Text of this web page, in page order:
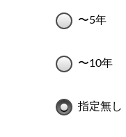
〜5年
〜10年
指定無し